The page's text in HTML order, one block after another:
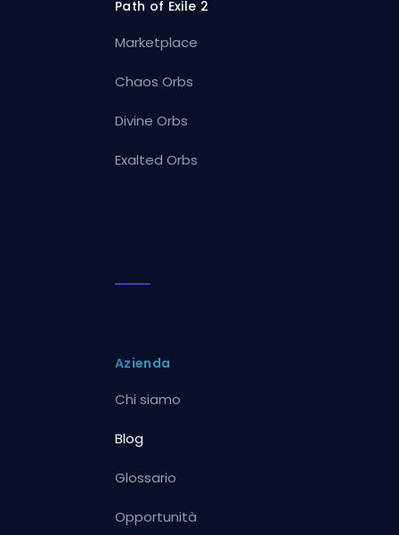
Path of Exile 2
Marketplace
Chaos Orbs
Divine Orbs
Exalted Orbs
Azienda
Chi siamo
Blog
Glossario
Opportunità